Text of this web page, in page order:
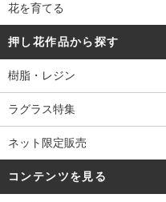
花を育てる
押し花作品から探す
樹脂・レジン
ラグラス特集
ネット限定販売
コンテンツを見る